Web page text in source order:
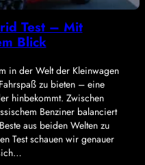
Test – Mit
Blick
in der Welt der Kleinwagen
zu bieten – eine
hinbekommt. Zwischen
Benziner balanciert
aus beiden Welten zu
Test schauen wir genauer